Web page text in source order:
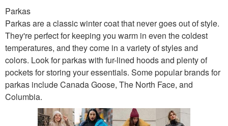
Parkas
Parkas are a classic winter coat that never goes out of style.
They're perfect for keeping you warm in even the coldest
temperatures, and they come in a variety of styles and
colors. Look for parkas with fur-lined hoods and plenty of
pockets for storing your essentials. Some popular brands for
parkas include Canada Goose, The North Face, and
Columbia.